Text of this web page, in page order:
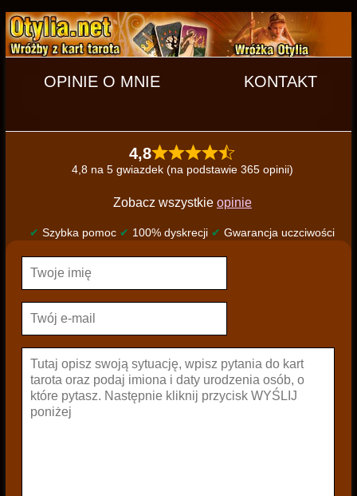
OPINIE O MNIE KONTAKT
4,8
4,8 na 5 gwiazdek (na podstawie 365 opinii)
Zobacz wszystkie opinie
✔ Szybka pomoc ✔ 100% dyskrecji ✔ Gwarancja uczciwości